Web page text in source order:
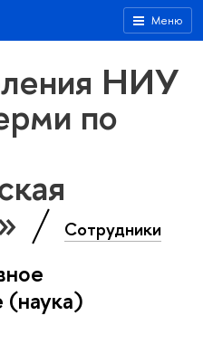
Меню
НИУ
по
Сотрудники
(наука)